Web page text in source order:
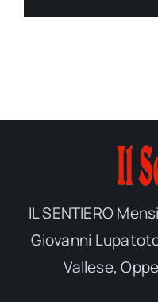
IL SENTIERO
Giovanni
Vallese,